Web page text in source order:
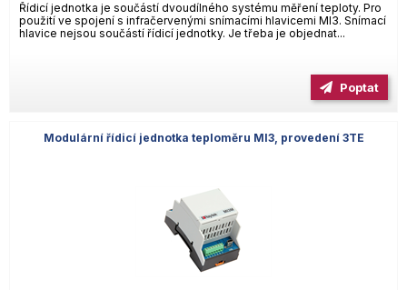
Řídicí jednotka je součástí dvoudílného systému měření teploty. Pro
použití ve spojení s infračervenými snímacími hlavicemi MI3. Snímací
hlavice nejsou součástí řídicí jednotky. Je třeba je objednat...
Poptat
Modulární řídicí jednotka teploměru MI3, provedení 3TE